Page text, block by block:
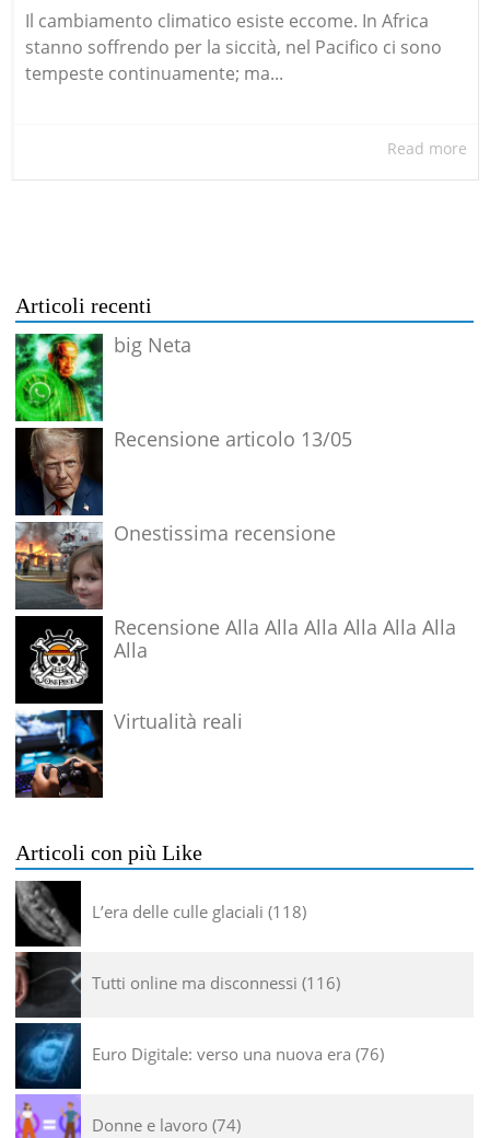
Il cambiamento climatico esiste eccome. In Africa
stanno soffrendo per la siccità, nel Pacifico ci sono
tempeste continuamente; ma...
Read more
Articoli recenti
big Neta
Recensione articolo 13/05
Onestissima recensione
Recensione Alla Alla Alla Alla Alla Alla
Alla
Virtualità reali
Articoli con più Like
L’era delle culle glaciali 118
Tutti online ma disconnessi 116
Euro Digitale: verso una nuova era 76
Donne e lavoro 74